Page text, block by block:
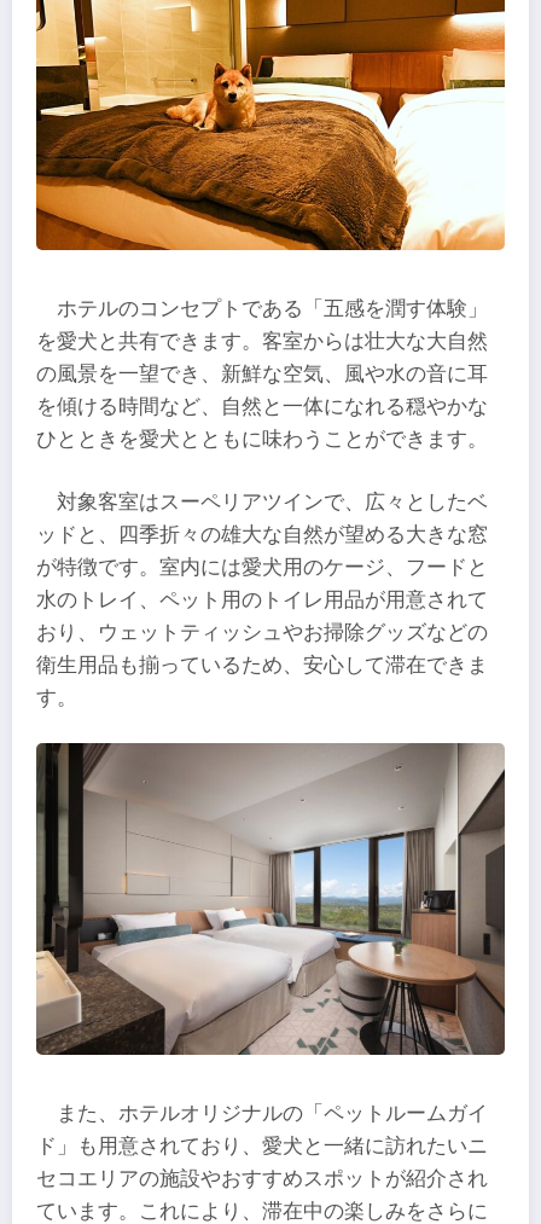
ホテルのコンセプトである「五感を潤す体験」
を愛犬と共有できます。客室からは壮大な大自然
の風景を一望でき、新鮮な空気、風や水の音に耳
を傾ける時間など、自然と一体になれる穏やかな
ひとときを愛犬とともに味わうことができます。
対象客室はスーペリアツインで、広々としたベ
ッドと、四季折々の雄大な自然が望める大きな窓
が特徴です。室内には愛犬用のケージ、フードと
水のトレイ、ペット用のトイレ用品が用意されて
おり、ウェットティッシュやお掃除グッズなどの
衛生用品も揃っているため、安心して滞在できま
す。
また、ホテルオリジナルの「ペットルームガイ
ド」も用意されており、愛犬と一緒に訪れたいニ
セコエリアの施設やおすすめスポットが紹介され
ています。これにより、滞在中の楽しみをさらに